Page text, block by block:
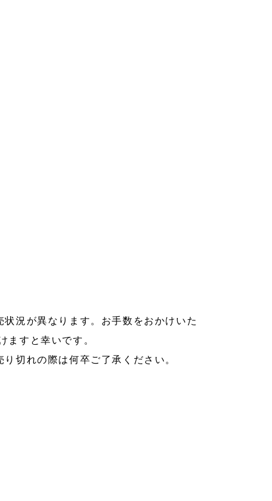
況が異なります。お手数をおかけいた
ますと幸いです。
切れの際は何卒ご了承ください。